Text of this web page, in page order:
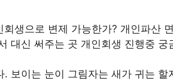
회생으로 변제 가능한가? 개인파산
대신 써주는 곳 개인회생 진행중 궁
보이는 눈이 그림자는 새가 귀는 할